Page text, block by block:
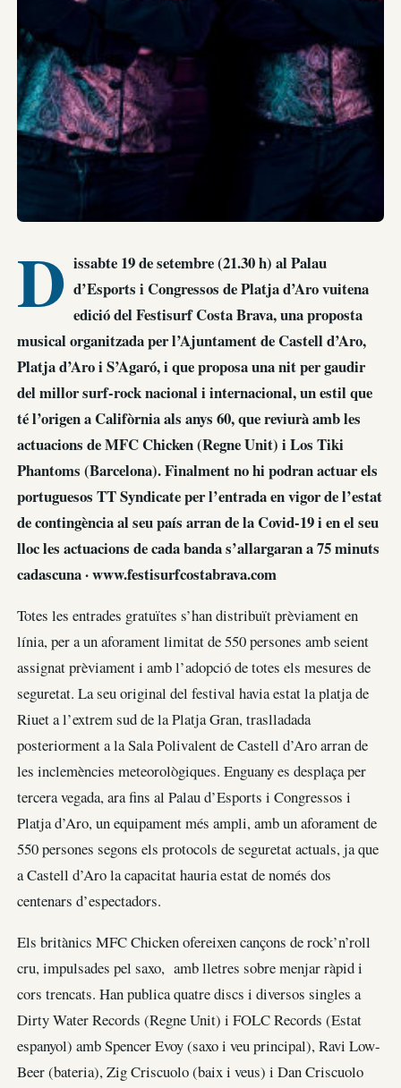
D issabte 19 de setembre (21.30 h) al Palau
d’Esports i Congressos de Platja d’Aro vuitena
edició del Festisurf Costa Brava, una proposta
musical organitzada per l’Ajuntament de Castell d’Aro,
Platja d’Aro i S’Agaró, i que proposa una nit per gaudir
del millor surf-rock nacional i internacional, un estil que
té l’origen a Califòrnia als anys 60, que reviurà amb les
actuacions de MFC Chicken (Regne Unit) i Los Tiki
Phantoms (Barcelona). Finalment no hi podran actuar els
portuguesos TT Syndicate per l’entrada en vigor de l’estat
de contingència al seu país arran de la Covid-19 i en el seu
lloc les actuacions de cada banda s’allargaran a 75 minuts
cadascuna · www.festisurfcostabrava.com
Totes les entrades gratuïtes s’han distribuït prèviament en
línia, per a un aforament limitat de 550 persones amb seient
assignat prèviament i amb l’adopció de totes els mesures de
seguretat. La seu original del festival havia estat la platja de
Riuet a l’extrem sud de la Platja Gran, traslladada
posteriorment a la Sala Polivalent de Castell d’Aro arran de
les inclemències meteorològiques. Enguany es desplaça per
tercera vegada, ara fins al Palau d’Esports i Congressos i
Platja d’Aro, un equipament més ampli, amb un aforament de
550 persones segons els protocols de seguretat actuals, ja que
a Castell d’Aro la capacitat hauria estat de només dos
centenars d’espectadors.
Els britànics MFC Chicken ofereixen cançons de rock’n’roll
cru, impulsades pel saxo, amb lletres sobre menjar ràpid i
cors trencats. Han publica quatre discs i diversos singles a
Dirty Water Records (Regne Unit) i FOLC Records (Estat
espanyol) amb Spencer Evoy (saxo i veu principal), Ravi Low-
Beer (bateria), Zig Criscuolo (baix i veus) i Dan Criscuolo